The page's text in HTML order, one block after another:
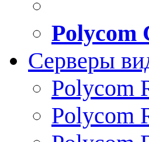
Polycom
Серверы
Polycom
Polycom